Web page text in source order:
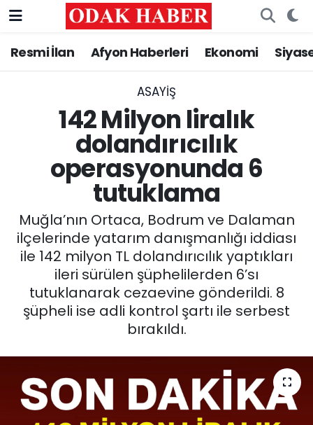
Resmi İlan Afyon Haberleri Ekonomi
ASAYİŞ
142 Milyon liralık
dolandırıcılık
operasyonunda 6
tutuklama
Muğla’nın Ortaca, Bodrum ve Dalaman
ilçelerinde yatarım danışmanlığı iddiası
ile 142 milyon TL dolandırıcılık yaptıkları
ileri sürülen şüphelilerden 6’sı
tutuklanarak cezaevine gönderildi. 8
şüpheli ise adli kontrol şartı ile serbest
bırakıldı.
AFYONKARAHİSAR HABERLERİ
ASAYİŞ
GÜNCEL
EĞİTİM
MAGAZİN
SAĞLIK
11:11 MANŞET
Nöbetçi Eczaneler
Trafik Durumu
Süper Lig Puan Durumu ve Fikstür
Tüm Manşetler
Son Dakika Haberleri
Haber Arşivi